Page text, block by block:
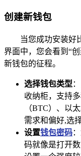
创建新钱包
当您成功安装好
界面中，您会看到“
新钱包的征程。
选择钱包类型
收纳柜，支持
（BTC）、以
需求和偏好,选
设置钱包密码
码就像是打开